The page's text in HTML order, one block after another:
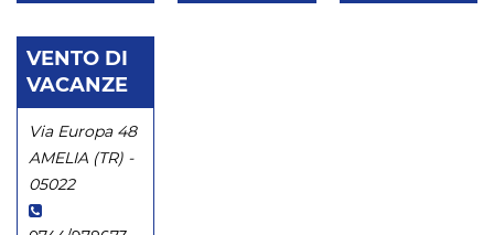
VENTO DI
VACANZE
Via Europa 48
AMELIA (TR) -
05022